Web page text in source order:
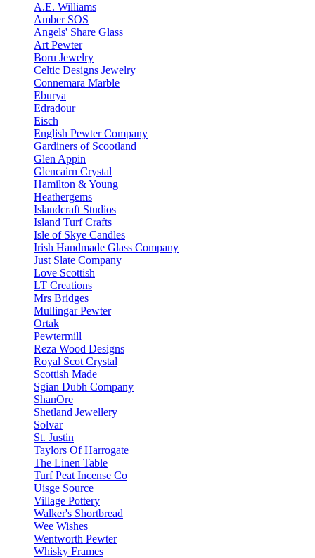
A.E. Williams
Amber SOS
Angels' Share Glass
Art Pewter
Boru Jewelry
Celtic Designs Jewelry
Connemara Marble
Eburya
Edradour
Eisch
English Pewter Company
Gardiners of Scootland
Glen Appin
Glencairn Crystal
Hamilton & Young
Heathergems
Islandcraft Studios
Island Turf Crafts
Isle of Skye Candles
Irish Handmade Glass Company
Just Slate Company
Love Scottish
LT Creations
Mrs Bridges
Mullingar Pewter
Ortak
Pewtermill
Reza Wood Designs
Royal Scot Crystal
Scottish Made
Sgian Dubh Company
ShanOre
Shetland Jewellery
Solvar
St. Justin
Taylors Of Harrogate
The Linen Table
Turf Peat Incense Co
Uisge Source
Village Pottery
Walker's Shortbread
Wee Wishes
Wentworth Pewter
Whisky Frames